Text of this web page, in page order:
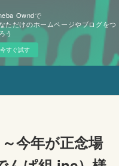
Owndで
ただけのホームページやブログをつ
う
今すぐ試す
今年が正念場